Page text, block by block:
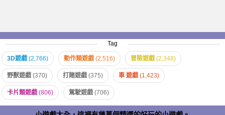
Tag
3D遊戲 (2,766) 動作類遊戲 (2,516) 冒險遊戲 (2,348)
野獸遊戲 (370) 打賭遊戲 (375) 車 遊戲 (1,423)
卡片類遊戲 (806) 駕駛遊戲 (706)